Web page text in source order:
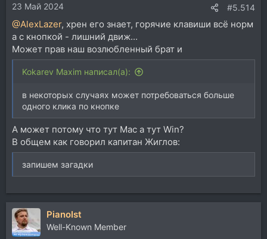
23 Май 2024 #5.514
@AlexLazer, хрен его знает, горячие клавиши всё норм
а с кнопкой - лишний движ...
Может прав наш возлюбленный брат и
Kokarev Maxim написал(а):
в некоторых случаях может потребоваться больше
одного клика по кнопке
А может потому что тут Mac а тут Win?
В общем как говорил капитан Жиглов:
запишем загадки
PianoIst
Well-Known Member